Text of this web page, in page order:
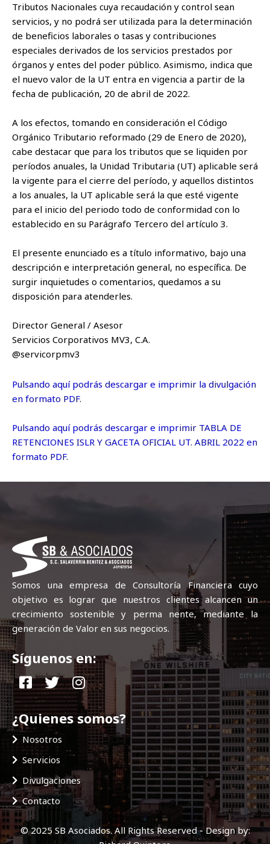
Tributos Nacionales cuya recaudación y control sean
servicios, y no podrá ser utilizada para la determinación
de beneficios laborales o tasas y contribuciones
especiales derivados de los servicios prestados por
órganos y entes del poder público. Asimismo, indica que
el nuevo valor de la UT entra en vigencia a partir de la
fecha de publicación, 20 de abril de 2022.
A los efectos, tomando en consideración el Código
Orgánico Tributario reformado (29 de Enero de 2020),
cabe destacar que para los tributos que se liquiden por
períodos anuales, la Unidad Tributaria (UT) aplicable será
la vigente para el cierre del período, y aquellos distintos
a los anuales, la UT aplicable será la que esté vigente
para el inicio del periodo todo de conformidad con lo
establecido en su Parágrafo Tercero del artículo 3.
El presente enunciado es a título informativo, bajo una
descripción e interpretación general, no específica. De
surgir inquietudes o comentarios, quedamos a su
disposición para atenderles.
Director General / Asesor
Servicios Corporativos MV3, C.A.
@servicorpmv3
Pulsando aquí podrás descargar e imprimir la divulgación
en formato PDF.
Pulsando aquí podrás descargar e imprimir TABLA DE
RETENCIONES ISLR Y GACETA OFICIAL UT. ABRIL 2022 en
formato PDF.
Somos una empresa de Consultoría Financiera cuyo
objetivo es lograr que nuestros clientes alcancen un
crecimiento sostenible y perma nente, mediante la
generación de Valor en sus negocios.
Síguenos en:
¿Quienes somos?
Nosotros
Servicios
Divulgaciones
Contacto
© 2025 SB Asociados. All Rights Reserved - Design by: